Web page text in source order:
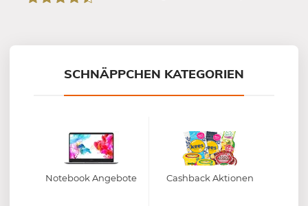
SCHNÄPPCHEN KATEGORIEN
Notebook Angebote Cashback Aktionen